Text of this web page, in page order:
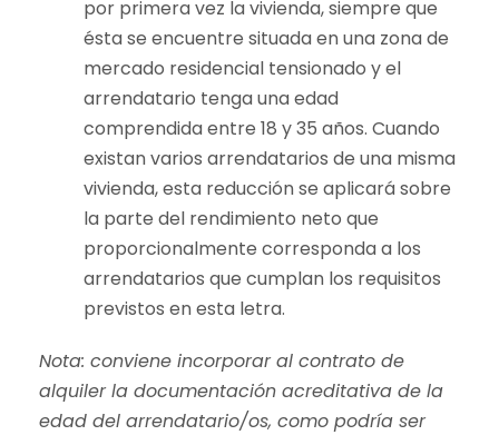
por primera vez la vivienda, siempre que
ésta se encuentre situada en una zona de
mercado residencial tensionado y el
arrendatario tenga una edad
comprendida entre 18 y 35 años. Cuando
existan varios arrendatarios de una misma
vivienda, esta reducción se aplicará sobre
la parte del rendimiento neto que
proporcionalmente corresponda a los
arrendatarios que cumplan los requisitos
previstos en esta letra.
Nota: conviene incorporar al contrato de
alquiler la documentación acreditativa de la
edad del arrendatario/os, como podría ser